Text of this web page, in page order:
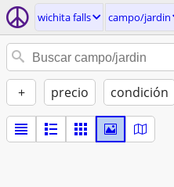
wichita falls campo/jardin
+ precio condición